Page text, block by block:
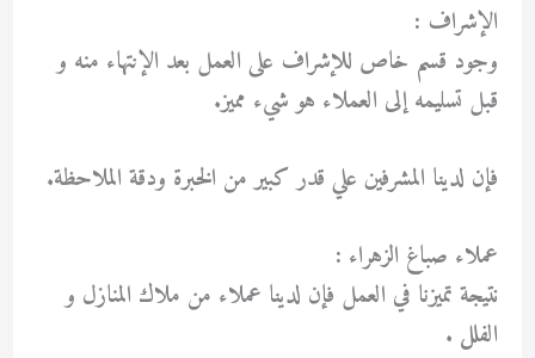
الإشراف :
وجود قسم خاص للإشراف على العمل بعد الإنتهاء منه و
قبل تسليمه إلى العملاء هو شيء مميز.
فإن لدينا المشرفين علي قدر كبير من الخبرة ودقة الملاحظة.
عملاء صباغ الزهراء :
نتيجة تميزنا في العمل فإن لدينا عملاء من ملاك المنازل و
الفلل .